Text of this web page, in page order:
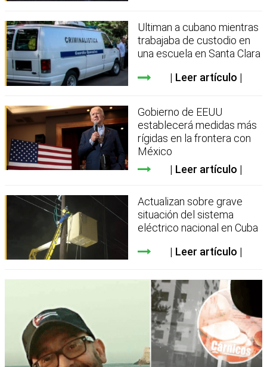
Ultiman a cubano mientras
trabajaba de custodio en
una escuela en Santa Clara
Leer artículo
Gobierno de EEUU
establecerá medidas más
rígidas en la frontera con
México
Leer artículo
Actualizan sobre grave
situación del sistema
eléctrico nacional en Cuba
Leer artículo